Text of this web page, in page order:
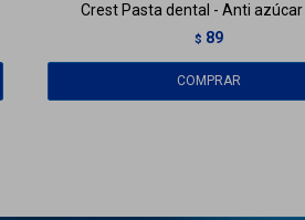
Crest Pasta dental - Anti azúcar
$ 89